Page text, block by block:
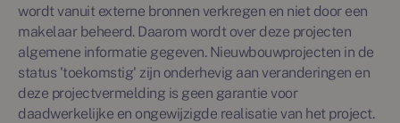
wordt vanuit externe bronnen verkregen en niet door een
makelaar beheerd. Daarom wordt over deze projecten
algemene informatie gegeven. Nieuwbouwprojecten in de
status 'toekomstig' zijn onderhevig aan veranderingen en
deze projectvermelding is geen garantie voor
daadwerkelijke en ongewijzigde realisatie van het project.